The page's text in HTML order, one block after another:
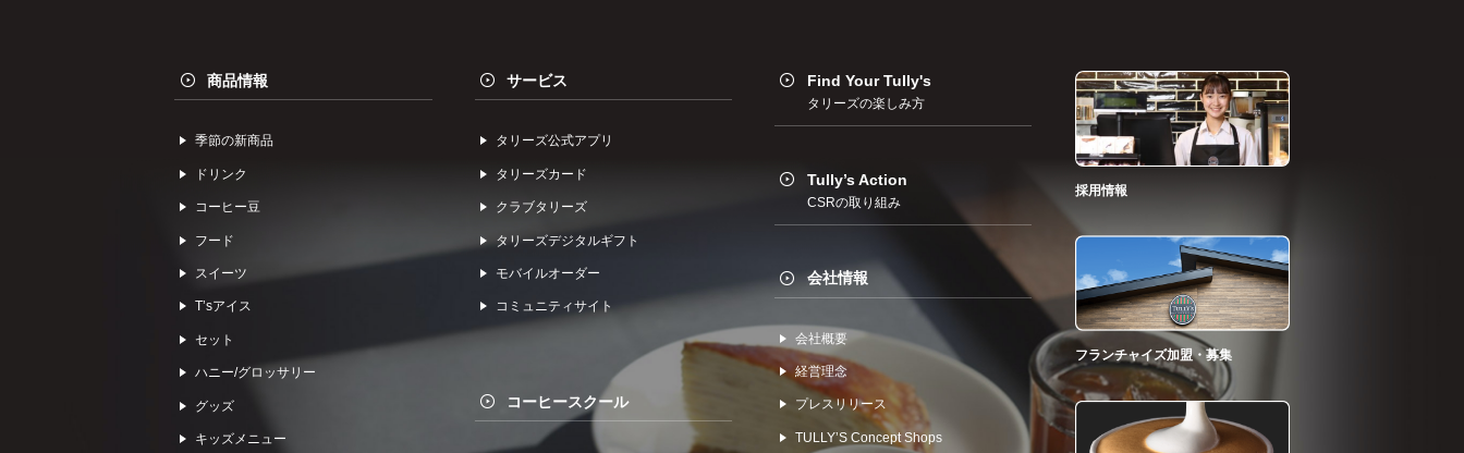
商品情報
季節の新商品
ドリンク
コーヒー⾖
フード
スイーツ
Tʼsアイス
セット
ハニー/グロッサリー
グッズ
キッズメニュー
サービス
タリーズ公式アプリ
タリーズカード
クラブタリーズ
タリーズデジタルギフト
モバイルオーダー
コミュニティサイト
コーヒースクール
Find Your Tully's
タリーズの楽しみ方
Tully’s Action
CSRの取り組み
会社情報
会社概要
経営理念
プレスリリース
TULLYʼS Concept Shops
採用情報
フランチャイズ加盟・募集